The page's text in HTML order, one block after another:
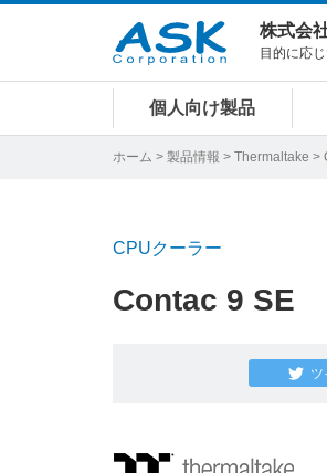
株式会
目的に応
個人向け製品
ホーム > 製品情報 > Thermaltake >
CPUクーラー
Contac 9 SE
ツ